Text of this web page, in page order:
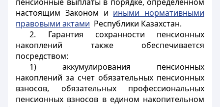
настоящим Законом и иными нормативными
правовыми актами Республики Казахстан.
2. Гарантия сохранности пенсионных
накоплений также обеспечивается
посредством:
1) аккумулирования пенсионных
накоплений за счет обязательных пенсионных
взносов, обязательных профессиональных
пенсионных взносов в едином накопительном